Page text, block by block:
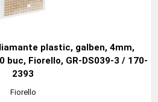
plastic, galben, 4mm,
buc, Fiorello, GR-DS039-3 / 170-
2393
Fiorello